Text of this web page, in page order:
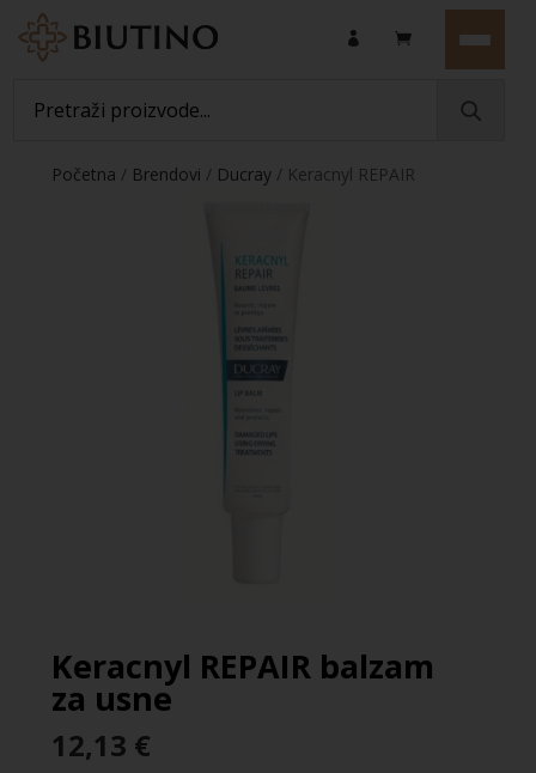
Početna / Brendovi / Ducray / Keracnyl REPAIR
Keracnyl REPAIR balzam
za usne
12,13 €